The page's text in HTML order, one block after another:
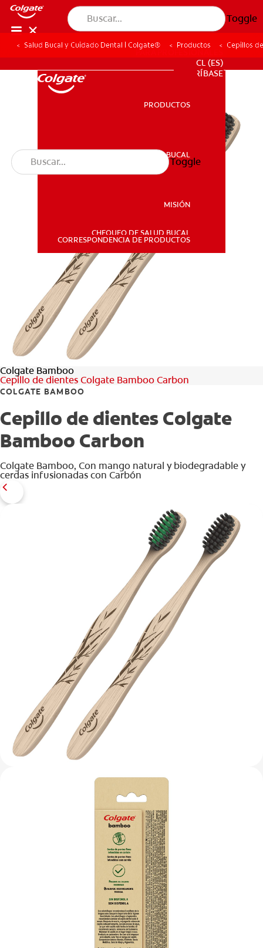
Toggle
SALUD BUCAL
CORRESPONDENCIA DE PRODUCTOS
PARA PROFESIONALES
CL (ES)
SUSCRÍBASE
PRODUCTOS
SALUD BUCAL
MISIÓN
CHEQUEO DE SALUD BUCAL
CORRESPONDENCIA DE PRODUCTOS
Toggle
Salud Bucal y Cuidado Dental | Colgate® Productos Cepillos
Colgate Bamboo
Cepillo de dientes Colgate Bamboo Carbon
COLGATE BAMBOO
Cepillo de dientes Colgate
Bamboo Carbon
Colgate Bamboo, Con mango natural y biodegradable y
cerdas infusionadas con Carbón